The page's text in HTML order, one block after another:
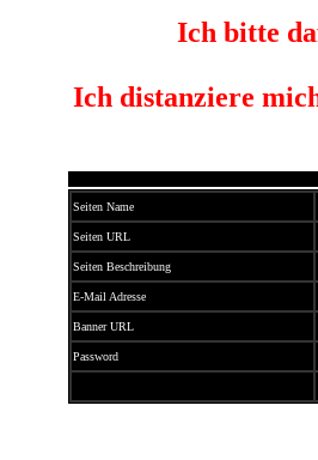
Ich bitte
Ich distanziere
Seiten Name
Seiten URL
Seiten Beschreibung
E-Mail Adresse
Banner URL
Password